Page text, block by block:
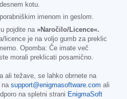
kotu.
imenom in geslom.
pojdite na »Naročilo/Licence«.
licence je na voljo gumb za preklic
Opomba: Če imate več
morali preklicati posamično.
ali težave, se lahko obrnete na
na support@enigmasoftware.com ali
na spletni strani EnigmaSoft